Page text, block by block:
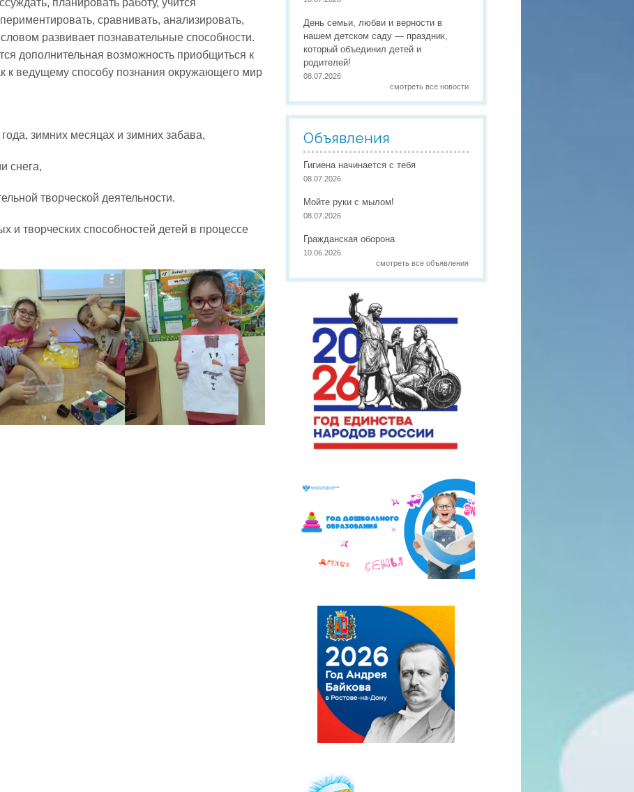
Организация питания
Развивающая предметно-пространственная среда
Обеспечение здоровья, безопасности, качеству услуг по присмотру и уходу
Международное сотрудничество
Наши работы
Сайты педагогов
Участие в конкурсах
Школа маленьких патриотов
сравнивать, анализировать,
развивает познавательные способности.
дополнительная возможность приобщиться к
к ведущему способу познания окружающего мир
зимних месяцах и зимних забава,
снега,
творческой деятельности.
и творческих способностей детей в процессе
День семьи, любви и верности в
нашем детском саду — праздник,
который объединил детей и
родителей!
08.07.2026
смотреть все новости
Объявления
Гигиена начинается с тебя
08.07.2026
Мойте руки с мылом!
08.07.2026
Гражданская оборона
10.06.2026
смотреть все объявления